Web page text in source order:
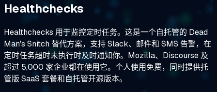
Healthchecks
Healthchecks 用于监控定时任务。这是一个自托管的 Dead
Man's Snitch 替代方案，支持 Slack、邮件和 SMS 告警，在
定时任务超时未执行时及时通知你。Mozilla、Discourse 及
超过 5,000 家企业都在使用它。个人使用免费，同时提供托
管版 SaaS 套餐和自托管开源版本。